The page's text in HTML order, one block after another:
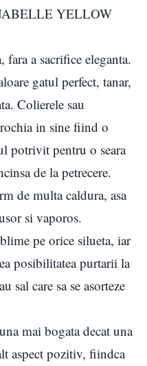
YELLOW
a sacrifice eleganta.
gatul perfect, tanar,
Colierele sau
in sine fiind o
potrivit pentru o seara
de la petrecere.
de multa caldura, asa
si vaporos.
pe orice silueta, iar
posibilitatea purtarii la
sal care sa se asorteze
mai bogata decat una
aspect pozitiv, fiindca